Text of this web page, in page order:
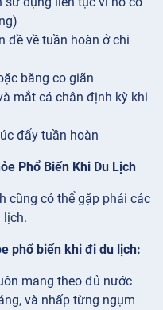
đề về tuần hoàn ở chi
băng co giãn
mắt cá chân định kỳ khi
đẩy tuần hoàn
Phổ Biến Khi Du Lịch
cũng có thể gặp phải các
lịch.
phổ biến khi đi du lịch:
mang theo đủ nước
và nhấp từng ngụm